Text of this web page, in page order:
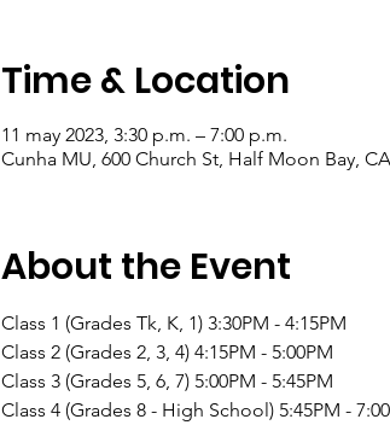
Time & Location
11 may 2023, 3:30 p.m. – 7:00 p.m.
Cunha MU, 600 Church St, Half Moon Bay,
About the Event
Class 1 (Grades Tk, K, 1) 3:30PM - 4:15PM
Class 2 (Grades 2, 3, 4) 4:15PM - 5:00PM
Class 3 (Grades 5, 6, 7) 5:00PM - 5:45PM
Class 4 (Grades 8 - High School) 5:45PM -